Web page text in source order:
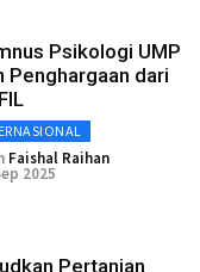
Psikologi UMP
Penghargaan dari
Faishal Raihan
2025
Pertanian